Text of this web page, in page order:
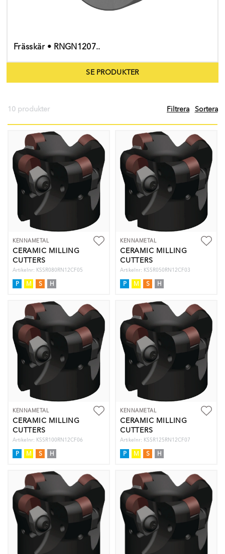
Frässkär • RNGN1207..
SE PRODUKTER
10 produkter Filtrera Sortera
KENNAMETAL
CERAMIC MILLING
CUTTERS
Artikelnr: KSSR080RN12CF05
P M S H
KENNAMETAL
CERAMIC MILLING
CUTTERS
Artikelnr: KSSR050RN12CF03
P M S H
KENNAMETAL
CERAMIC MILLING
CUTTERS
Artikelnr: KSSR100RN12CF06
P M S H
KENNAMETAL
CERAMIC MILLING
CUTTERS
Artikelnr: KSSR125RN12CF07
P M S H